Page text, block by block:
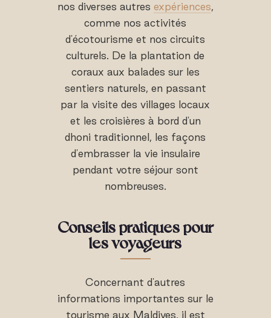
nos diverses autres expériences,
comme nos activités
d'écotourisme et nos circuits
culturels. De la plantation de
coraux aux balades sur les
sentiers naturels, en passant
par la visite des villages locaux
et les croisières à bord d'un
dhoni traditionnel, les façons
d'embrasser la vie insulaire
pendant votre séjour sont
nombreuses.
Conseils pratiques pour
les voyageurs
Concernant d'autres
informations importantes sur le
tourisme aux Maldives, il est